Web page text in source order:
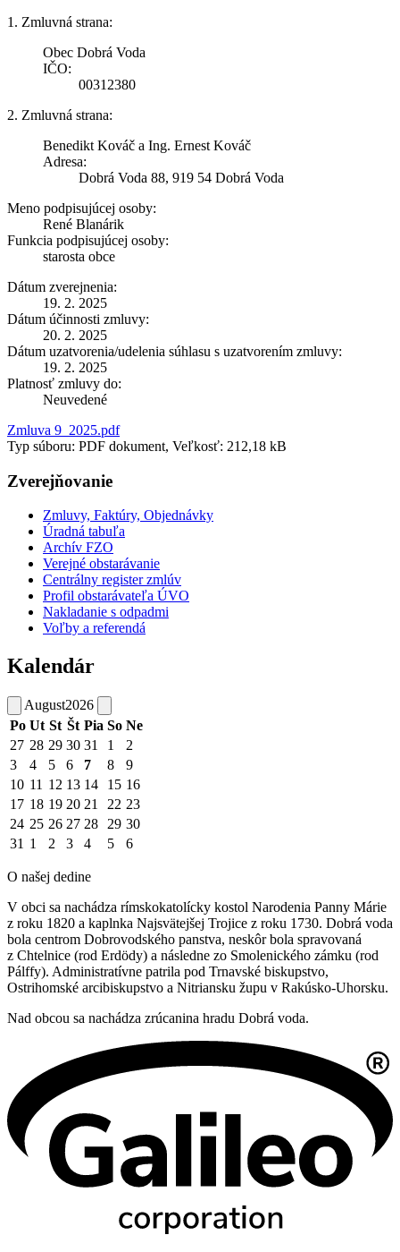
1. Zmluvná strana:
Obec Dobrá Voda
IČO:
00312380
2. Zmluvná strana:
Benedikt Kováč a Ing. Ernest Kováč
Adresa:
Dobrá Voda 88, 919 54 Dobrá Voda
Meno podpisujúcej osoby:
René Blanárik
Funkcia podpisujúcej osoby:
starosta obce
Dátum zverejnenia:
19. 2. 2025
Dátum účinnosti zmluvy:
20. 2. 2025
Dátum uzatvorenia/udelenia súhlasu s uzatvorením zmluvy:
19. 2. 2025
Platnosť zmluvy do:
Neuvedené
Zmluva 9_2025.pdf
Typ súboru: PDF dokument, Veľkosť: 212,18 kB
Zverejňovanie
Zmluvy, Faktúry, Objednávky
Úradná tabuľa
Archív FZO
Verejné obstarávanie
Centrálny register zmlúv
Profil obstarávateľa ÚVO
Nakladanie s odpadmi
Voľby a referendá
Kalendár
August2026
Po Ut St Št Pia So Ne
27 28 29 30 31 1
2
3
4 5 6 7 8
9
10 11 12 13 14 15 16
17 18 19 20 21 22 23
24 25 26 27 28 29 30
31 1 2 3 4 5 6
O našej dedine
V obci sa nachádza rímskokatolícky kostol Narodenia Panny Márie
z roku 1820 a kaplnka Najsvätejšej Trojice z roku 1730. Dobrá voda
bola centrom Dobrovodského panstva, neskôr bola spravovaná
z Chtelnice (rod Erdödy) a následne zo Smolenického zámku (rod
Pálffy). Administratívne patrila pod Trnavské biskupstvo,
Ostrihomské arcibiskupstvo a Nitriansku župu v Rakúsko-Uhorsku.
Nad obcou sa nachádza zrúcanina hradu Dobrá voda.